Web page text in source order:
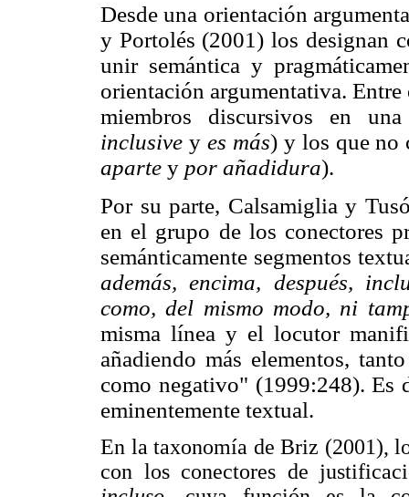
Desde una orientación
y Portolés (2001) los designan
unir semántica y
orientación argumentativa.
miembros discursivos en
inclusive y es más) y los que no
aparte y por añadidura).
Por su parte, Calsamiglia y
en el grupo de los conectores
semánticamente segmentos
además, encima, después,
como, del mismo modo, ni
misma línea y el locutor
añadiendo más elementos,
como negativo" (1999:248). Es
eminentemente textual.
En la taxonomía de Briz (2001),
con los conectores de